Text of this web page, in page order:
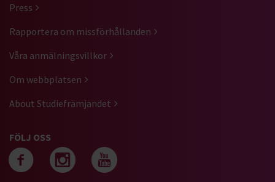
Press
Rapportera om missförhållanden
Våra anmälningsvillkor
Om webbplatsen
About Studiefrämjandet
FÖLJ OSS
Följ oss på facebook
Följ oss på
Följ oss på